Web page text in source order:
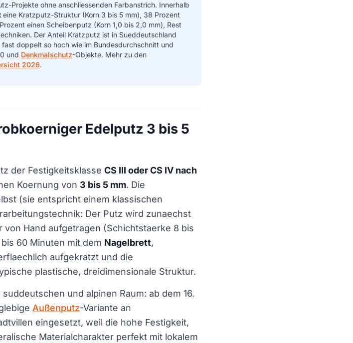
Projekte ohne anschliessenden Farbanstrich. Innerhalb
eine Kratzputz-Struktur (Korn 3 bis 5 mm), 38 Prozent
einen Scheibenputz (Korn 1,0 bis 2,0 mm), Rest
Der Anteil Kratzputz ist in Sueddeutschland
doppelt so hoch wie im Bundesdurchschnitt und
und Denkmalschutz-Objekte. Mehr zu den
2026.
Edelputz 3 bis 5
der Festigkeitsklasse CS III oder CS IV nach
Koernung von 3 bis 5 mm. Die
(sie entspricht einem klassischen
Der Putz wird zunaechst
von Hand aufgetragen (Schichtstaerke 8 bis
60 Minuten mit dem Nagelbrett,
aufgekratzt und die
plastische, dreidimensionale Struktur.
und alpinen Raum: ab dem 16.
Außenputz-Variante an
eingesetzt, weil die hohe Festigkeit,
Materialcharakter perfekt mit lokalem